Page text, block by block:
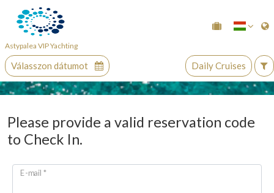
Astypalea VIP Yachting
Válasszon dátumot Daily Cruises
Please provide a valid reservation code
to Check In.
E-mail*